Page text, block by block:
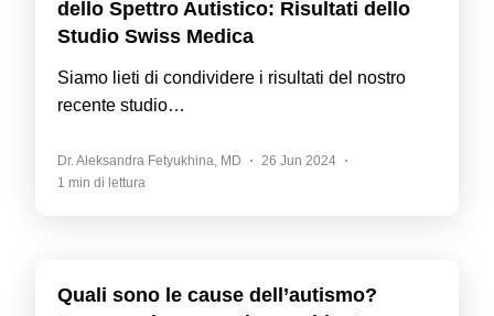
dello Spettro Autistico: Risultati dello
Studio Swiss Medica
Siamo lieti di condividere i risultati del nostro
recente studio…
Dr. Aleksandra Fetyukhina, MD
26 Jun 2024
1 min di lettura
Quali sono le cause dell’autismo?